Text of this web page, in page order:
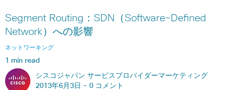
Segment Routing：SDN（Software-Defined
Network）への影響
ネットワーキング
1 min read
シスコジャパン サービスプロバイダーマーケティング
2013年6月3日 - 0 コメント